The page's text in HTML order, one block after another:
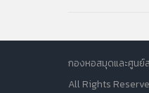
กองหอสมุดและศูนย์
All Rights